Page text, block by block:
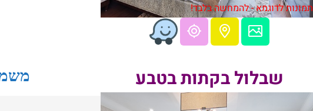
תמונות לדוגמא - להמחשה בלבד!
שבלול בקתות בטבע